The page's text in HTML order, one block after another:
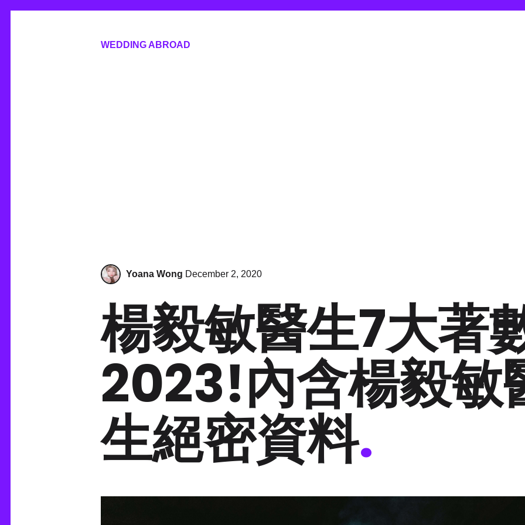
WEDDING ABROAD
Yoana Wong December 2, 2020
楊毅敏醫生7大著
2023!內含楊毅敏
生絕密資料.